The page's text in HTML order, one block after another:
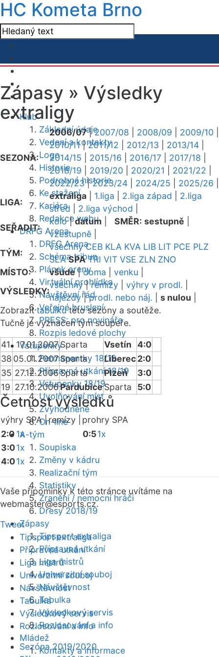
HC Kometa Brno
Klub
Základní údaje
Vedení a kontakty
Logo
Historie
Podrobná historie
Ke stažení
Kariéra
Redakce webu
DRFG Arena
DRFG Arena
Schéma tribun
Plánek areny
Virtuální prohlídka
Návštěvní řád
Veřejné bruslení
PRESS: pro novináře
Rozpis ledové plochy
Vstupenky
Permanentky 18/19
Přípravná utkání 18/19
Vstupenky 18/19
Uvolňování míst
Zvýhodněné
On-line
A-tým
Soupiska
Změny v kádru
Realizační tým
Statistiky
Zranění / nemocní hráči
Dresy 2018/19
Zápasy
Tipsport extraliga
Přípravná utkání
Liga mistrů
Univerzitní souboj
Návštěvnost
Tabulka
Výsledkový servis
Rozlosování a info
Mládež
Kontakty a informace
Zápasy » Výsledky
extraligy
SEZONA:
2006/07|2007/08 2008/09 2009/10
2010/11|2011/12 2012/13 2013/14
2014/15
2015/16 2016/17 2017/18
2018/19
2019/20 2020/21 2021/22
2022/23|2023/24 2024/25 2025/26
LIGA:
extraliga 1.liga 2.liga západ
2.liga
střed
2.liga východ
SEŘADIT:
kolo|datum SMĚR: sestupně
vzestupně
TÝM:
všechny CEB KLA KVA LIB LIT PCE PLZ
SLA SPA TRI VIT VSE ZLN ZNO
MÍSTO:
všude|doma venku
VÝSLEDKY:
všechny|remízy výhry v prodl.
nájezdy|prodl. nebo náj. s nulou
Zobrazittabulkutéto sezóny a soutěže.
Tučně je vyznačen tým soupeře.
41 17.01.2007Sparta Vsetín
4:0
38 05.01.2007Sparta Liberec2:0
35 27.12.2006Sparta Plzeň
3:0
19 27.10.2006PardubiceSparta 5:0
Četnost výsledků
výhry SPA |remízy |
prohry SPA
2:01x
3:01x
4:01x
0:51x
Vaše připomínky k této stránce uvítáme na
webmaster@esports.cz.
Tweet
Tipsport extraliga
Přípravná utkání
Liga mistrů
Univerzitní souboj
Návštěvnost
Tabulka
Výsledkový servis
Rozlosování a info
Sezóna 2019/2020